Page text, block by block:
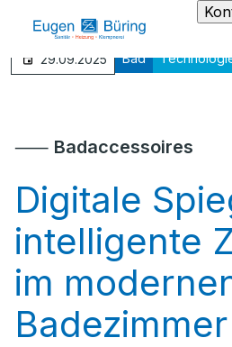
29.09.2025 Bad
⸺ Badaccessoires
Digitale
intelligente
im
Badezimmer